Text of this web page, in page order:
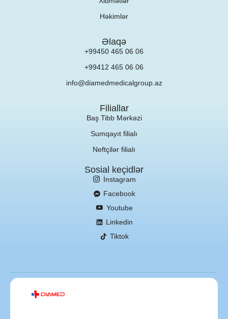
Həkimlər
Əlaqə
+99450 465 06 06
+99412 465 06 06
info@diamedmedicalgroup.az
Filiallar
Baş Tibb Mərkəzi
Sumqayıt filialı
Neftçilər filialı
Sosial keçidlər
İnstagram
Facebook
Youtube
Linkedin
Tiktok